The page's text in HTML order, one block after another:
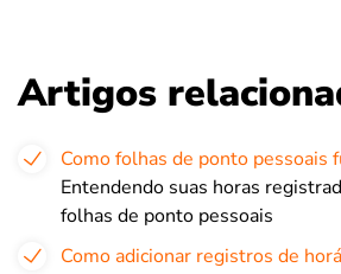
Artigos
Como folhas de ponto pessoais
Entendendo suas horas
folhas de ponto pessoais
Como adicionar registros de